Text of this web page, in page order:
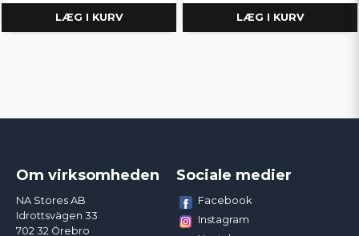
LÆG I KURV LÆG I KURV
Om virksomheden
NA Stores AB
Idrottsvägen 33
702 32 Örebro
Sociale medier
Facebook
Instagram